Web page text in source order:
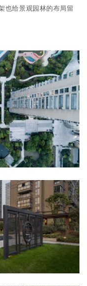
也给景观园林的布局留